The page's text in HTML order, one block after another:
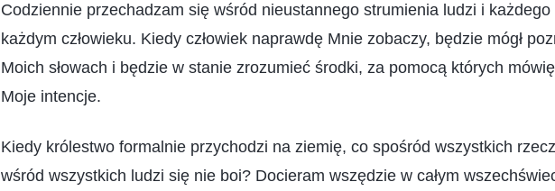
Codziennie przechadzam się wśród nieustannego strumienia ludzi i każdego
każdym człowieku. Kiedy człowiek naprawdę Mnie zobaczy, będzie mógł
Moich słowach i będzie w stanie zrozumieć środki, za pomocą których
Moje intencje.
Kiedy królestwo formalnie przychodzi na ziemię, co spośród wszystkich
wśród wszystkich ludzi się nie boi? Docieram wszędzie w całym